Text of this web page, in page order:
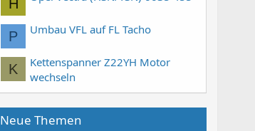
H
P Umbau VFL auf FL Tacho
K
Kettenspanner Z22YH Motor
wechseln
Neue Themen